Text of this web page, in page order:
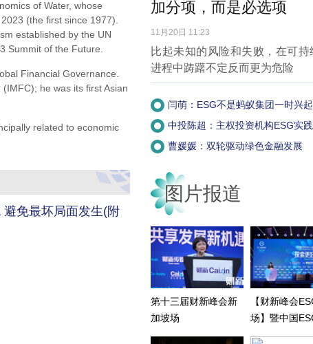
of Water, whose
(the first since 1977).
established by the UN
Summit of the Future.
Financial Governance.
he was its first Asian
related to economic
免最坏局面发生(附
加分项，而是必选项
11月20日 11:23
比起未知的风险和失败，在可持
进程中踌躇不定反而更为危险
闫萌：ESG不是蚂蚁集团一时兴起的应
中投陈超：主权投资机构ESG实践仍
曹媛媛：双轮驱动绿色金融发展
图片报道
第十三届财新峰会新
加坡场
【财新峰会
场】暨中国
论坛2022年会